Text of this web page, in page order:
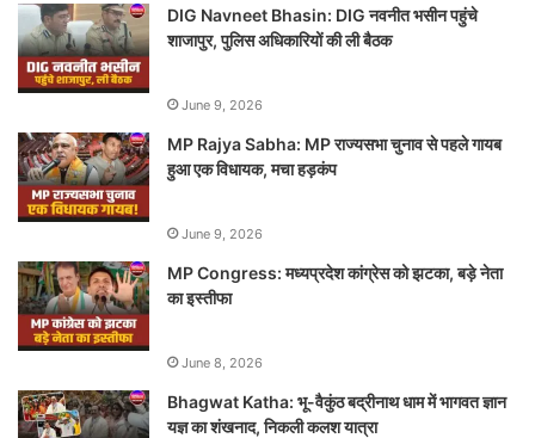
DIG Navneet Bhasin: DIG नवनीत भसीन पहुंचे
शाजापुर, पुलिस अधिकारियों की ली बैठक
June 9, 2026
MP Rajya Sabha: MP राज्यसभा चुनाव से पहले गायब
हुआ एक विधायक, मचा हड़कंप
June 9, 2026
MP Congress: मध्यप्रदेश कांग्रेस को झटका, बड़े नेता
का इस्तीफा
June 8, 2026
Bhagwat Katha: भू-वैकुंठ बद्रीनाथ धाम में भागवत ज्ञान
यज्ञ का शंखनाद, निकली कलश यात्रा